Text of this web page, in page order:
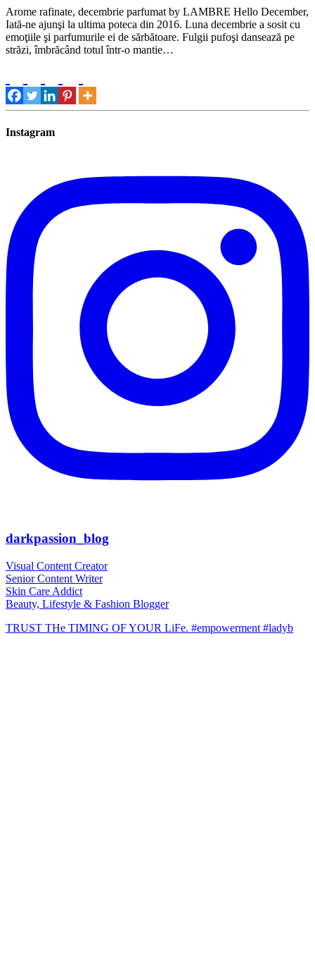
Arome rafinate, decembrie parfumat by LAMBRE Hello December,
Iată-ne ajunşi la ultima poteca din 2016. Luna decembrie a sosit cu
emoţiile şi parfumurile ei de sărbătoare. Fulgii pufoşi dansează pe
străzi, îmbrăcând totul într-o mantie…
Instagram
darkpassion_blog
Visual Content Creator
Senior Content Writer
Skin Care Addict
Beauty, Lifestyle & Fashion Blogger
TRUST THe TIMING OF YOUR LiFe. #empowerment #ladyb